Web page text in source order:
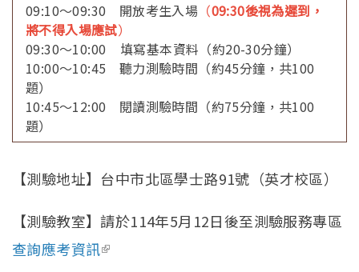
09:10～09:30 開放考生入場 （09:30後視為遲到，
將不得入場應試）
09:30～10:00 填寫基本資料（約20-30分鐘）
10:00～10:45 聽力測驗時間（約45分鐘，共100
題）
10:45～12:00 閱讀測驗時間（約75分鐘，共100
題）
【測驗地址】台中市北區學士路91號（英才校區）
【測驗教室】請於114年5月12日後至測驗服務專區
查詢應考資訊(link is external)